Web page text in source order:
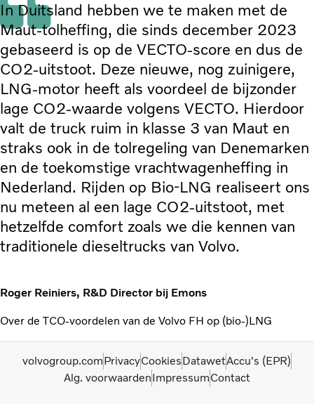
In Duitsland hebben we te maken met de
Maut-tolheffing, die sinds december 2023
gebaseerd is op de VECTO-score en dus de
CO2-uitstoot. Deze nieuwe, nog zuinigere,
LNG-motor heeft als voordeel de bijzonder
lage CO2-waarde volgens VECTO. Hierdoor
valt de truck ruim in klasse 3 van Maut en
straks ook in de tolregeling van Denemarken
en de toekomstige vrachtwagenheffing in
Nederland. Rijden op Bio-LNG realiseert ons
nu meteen al een lage CO2-uitstoot, met
hetzelfde comfort zoals we die kennen van
traditionele dieseltrucks van Volvo.
Roger Reiniers, R&D Director bij Emons
Over de TCO-voordelen van de Volvo FH op (bio-)LNG
volvogroup.comPrivacyCookiesDatawetAccu's (EPR)
Alg. voorwaardenImpressumContact